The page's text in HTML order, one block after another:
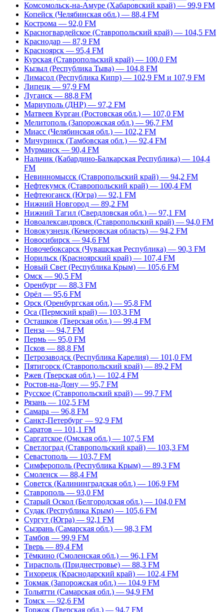
Комсомольск-на-Амуре (Хабаровский край) — 99,9 FM
Копейск (Челябинская обл.) — 88,4 FM
Кострома — 92,0 FM
Красногвардейское (Ставропольский край) — 104,5 FM
Краснодар — 87,9 FM
Красноярск — 95,4 FM
Курская (Ставропольский край) — 100,0 FM
Кызыл (Республика Тыва) — 104,8 FM
Лимасол (Республика Кипр) — 102,9 FM и 107,9 FM
Липецк — 97,9 FM
Луганск — 88,8 FM
Мариуполь (ДНР) — 97,2 FM
Матвеев Курган (Ростовская обл.) — 107,0 FM
Мелитополь (Запорожская обл.) — 96,7 FM
Миасс (Челябинская обл.) — 102,2 FM
Мичуринск (Тамбовская обл.) — 92,4 FM
Мурманск — 90,4 FM
Нальчик (Кабардино-Балкарская Республика) — 104,4
FM
Невинномысск (Ставропольский край) — 94,2 FM
Нефтекумск (Ставропольский край) — 100,4 FM
Нефтеюганск (Югра) — 92,1 FM
Нижний Новгород — 89,2 FM
Нижний Тагил (Свердловская обл.) — 97,1 FM
Новоалександровск (Ставропольский край) — 94,0 FM
Новокузнецк (Кемеровская область) — 94,2 FM
Новосибирск — 94,6 FM
Новочебоксарск (Чувашская Республика) — 90,3 FM
Норильск (Красноярский край) — 107,4 FM
Новый Свет (Республика Крым) — 105,6 FM
Омск — 90,5 FM
Оренбург — 88,3 FM
Орёл — 95,6 FM
Орск (Оренбургская обл.) — 95,8 FM
Оса (Пермский край) — 103,3 FM
Осташков (Тверская обл.) — 99,4 FM
Пенза — 94,7 FM
Пермь — 95,0 FM
Псков — 88,8 FM
Петрозаводск (Республика Карелия) — 101,0 FM
Пятигорск (Ставропольский край) — 89,2 FM
Ржев (Тверская обл.) — 102,4 FM
Ростов-на-Дону — 95,7 FM
Русское (Ставропольский край) — 99,7 FM
Рязань — 102,5 FM
Самара — 96,8 FM
Санкт-Петербург — 92,9 FM
Саратов — 101,1 FM
Саргатское (Омская обл.) — 107,5 FM
Светлоград (Ставропольский край) — 103,3 FM
Севастополь — 103,7 FM
Симферополь (Республика Крым) — 89,3 FM
Смоленск — 88,4 FM
Советск (Калининградская обл.) — 106,9 FM
Ставрополь — 93,0 FM
Старый Оскол (Белгородская обл.) — 104,0 FM
Судак (Республика Крым) — 105,6 FM
Сургут (Югра) — 92,1 FM
Сызрань (Самарская обл.) — 98,3 FM
Тамбов — 99,9 FM
Тверь — 89,4 FM
Тёмкино (Смоленская обл.) — 96,1 FM
Тирасполь (Приднестровье) — 88,3 FM
Тихорецк (Краснодарский край) — 102,4 FM
Токмак (Запорожская обл.) — 104,9 FM
Тольятти (Самарская обл.) — 94,9 FM
Томск — 92,6 FM
Торжок (Тверская обл.) — 94,7 FM